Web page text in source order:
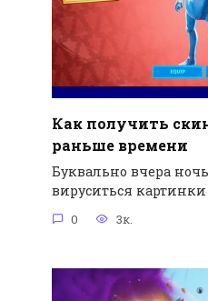
Как получить
раньше времени
Буквально вчера
вируситься картинки
0 3к.